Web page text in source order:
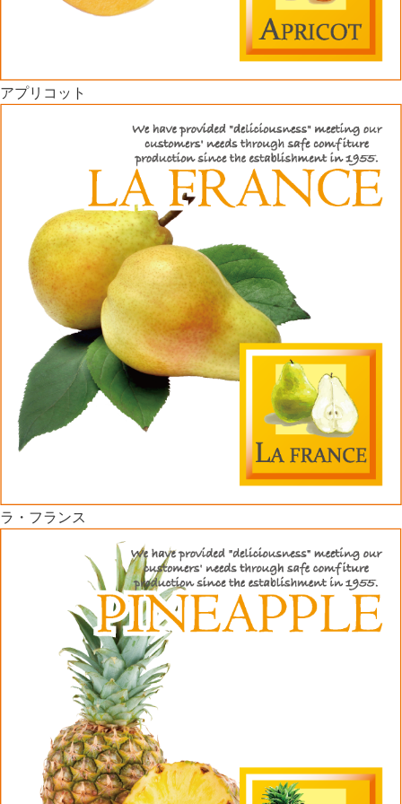
アプリコット
ラ・フランス